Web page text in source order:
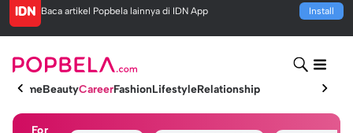
Baca artikel Popbela lainnya di IDN App Install
HomeBeautyCareerFashionLifestyleRelationship
For